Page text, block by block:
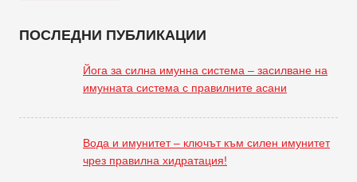
ПОСЛЕДНИ ПУБЛИКАЦИИ
Йога за силна имунна система – засилване на
имунната система с правилните асани
Вода и имунитет – ключът към силен имунитет
чрез правилна хидратация!